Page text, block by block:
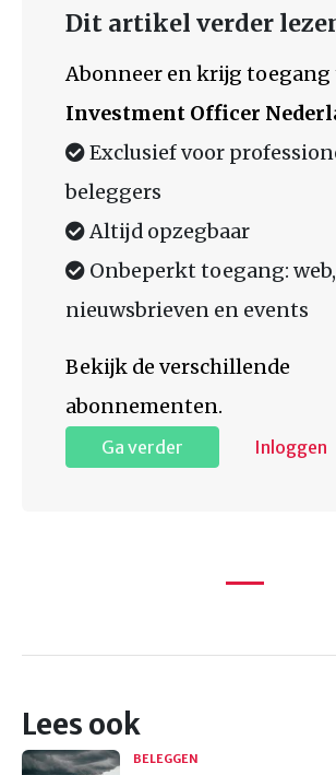
Dit artikel verder
Abonneer en krijg
Investment Officer
Exclusief voor
beleggers
Altijd opzegbaar
Onbeperkt toegang:
nieuwsbrieven en events
Bekijk de verschillende
abonnementen.
Ga verder Inloggen
Lees ook
BELEGGEN